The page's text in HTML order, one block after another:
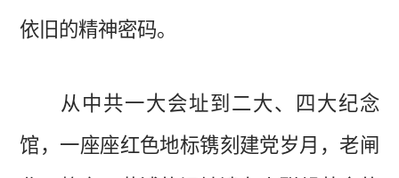
依旧的精神密码。
从中共一大会址到二大、四大纪念
馆，一座座红色地标镌刻建党岁月，老闸